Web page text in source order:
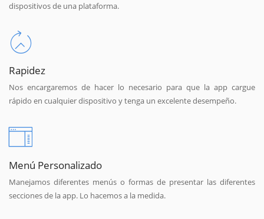
dispositivos de una plataforma.
Rapidez
Nos encargaremos de hacer lo necesario para que la app cargue
rápido en cualquier dispositivo y tenga un excelente desempeño.
Menú Personalizado
Manejamos diferentes menús o formas de presentar las diferentes
secciones de la app. Lo hacemos a la medida.